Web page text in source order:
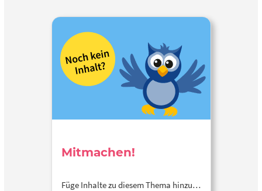
Mitmachen!
Füge Inhalte zu diesem Thema hinzu…